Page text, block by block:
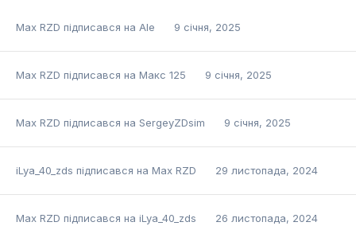
Max RZD підписався на Ale 9 січня, 2025
Max RZD підписався на Макс 125 9 січня, 2025
Max RZD підписався на SergeyZDsim 9 січня, 2025
iLya_40_zds підписався на Max RZD 29 листопада, 2024
Max RZD підписався на iLya_40_zds 26 листопада, 2024